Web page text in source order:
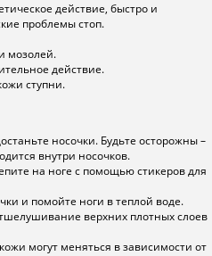
действие, быстро и
проблемы стоп.
мозолей.
действие.
ступни.
носочки. Будьте осторожны –
внутри носочков.
на ноге с помощью стикеров для
и помойте ноги в теплой воде.
верхних плотных слоев
могут меняться в зависимости от